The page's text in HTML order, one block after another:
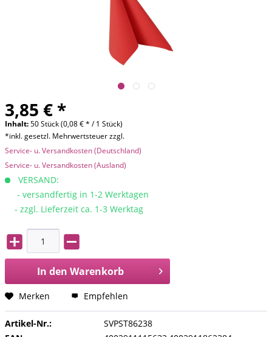
3,85 € *
Inhalt:50 Stück (0,08 € * / 1 Stück)
*inkl. gesetzl. Mehrwertsteuer zzgl.
Service- u. Versandkosten (Deutschland)
Service- u. Versandkosten (Ausland)
VERSAND:
- versandfertig in 1-2 Werktagen
- zzgl. Lieferzeit ca. 1-3 Werktag
In den Warenkorb
Merken Empfehlen
Artikel-Nr.:
SVPST86238